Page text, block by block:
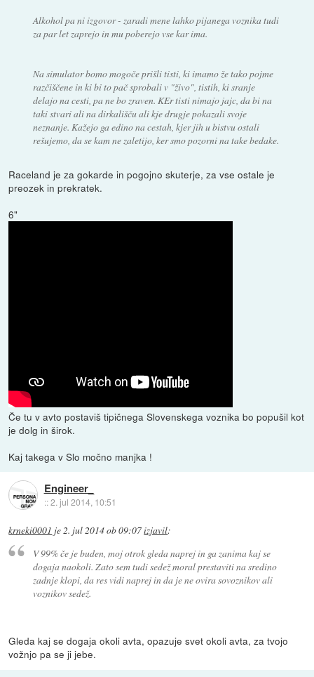
Alkohol pa ni izgovor - zaradi mene lahko pijanega voznika tudi
za par let zaprejo in mu poberejo vse kar ima.
Na simulator bomo mogoče prišli tisti, ki imamo že tako pojme
razčiščene in ki bi to pač sprobali v "živo", tistih, ki sranje
delajo na cesti, pa ne bo zraven. KEr tisti nimajo jajc, da bi na
taki stvari ali na dirkališču ali kje drugje pokazali svoje
neznanje. Kažejo ga edino na cestah, kjer jih u bistvu ostali
rešujemo, da se kam ne zaletijo, ker smo pozorni na take bedake.
Raceland je za gokarde in pogojno skuterje, za vse ostale je
preozek in prekratek.
6"
Če tu v avto postaviš tipičnega Slovenskega voznika bo popušil kot
je dolg in širok.
Kaj takega v Slo močno manjka !
Engineer_
::2. jul 2014, 10:51
krneki0001 je2. jul 2014 ob 09:07izjavil:
V 99% če je buden, moj otrok gleda naprej in ga zanima kaj se
dogaja naokoli. Zato sem tudi sedež moral prestaviti na sredino
zadnje klopi, da res vidi naprej in da je ne ovira sovoznikov ali
voznikov sedež.
Gleda kaj se dogaja okoli avta, opazuje svet okoli avta, za tvojo
vožnjo pa se ji jebe.